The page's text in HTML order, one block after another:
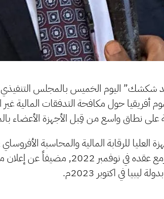
شكشك” اليوم الخميس بالمجلس التنفيذي
أفريقيا حول مكافحة التدفقات المالية غير
على نطاق واسع من قِبل الأجهزة الأعضاء
للرقابة المالية والمحاسبة الأفروساي
والعشرين للأنكوساي بالبرازيل، المزمع عقده
في اكتوبر 2023م.